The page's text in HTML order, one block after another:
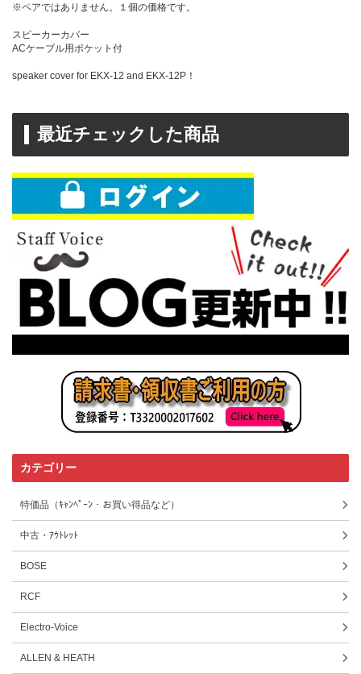
※ペアではありません。１個の価格です。
スピーカーカバー
ACケーブル用ポケット付
speaker cover for EKX-12 and EKX-12P！
最近チェックした商品
カテゴリー
特価品（ｷｬﾝﾍﾟｰﾝ・お買い得品など）
中古・ｱｳﾄﾚｯﾄ
BOSE
RCF
Electro-Voice
ALLEN & HEATH